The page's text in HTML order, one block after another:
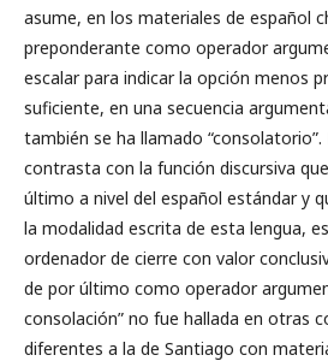
asume, en los materiales de español
preponderante como operador
escalar para indicar la opción menos
suficiente, en una secuencia
también se ha llamado
contrasta con la función discursiva
último a nivel del español estándar y
la modalidad escrita de esta lengua,
ordenador de cierre con valor
de por último como operador
consolación” no fue hallada en otras
diferentes a la de Santiago con